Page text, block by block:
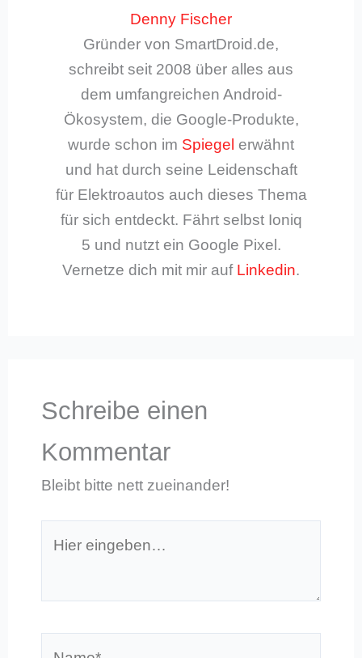
Denny Fischer
Gründer von SmartDroid.de,
schreibt seit 2008 über alles aus
dem umfangreichen Android-
Ökosystem, die Google-Produkte,
wurde schon im Spiegel erwähnt
und hat durch seine Leidenschaft
für Elektroautos auch dieses Thema
für sich entdeckt. Fährt selbst Ioniq
5 und nutzt ein Google Pixel.
Vernetze dich mit mir auf Linkedin.
Schreibe einen
Kommentar
Bleibt bitte nett zueinander!
eingeben…